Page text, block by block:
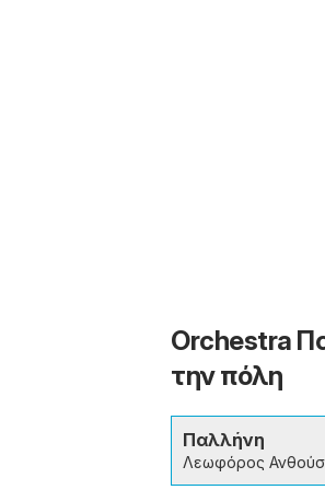
Orchestra
την πόλη
Παλλήνη
Λεωφόρος